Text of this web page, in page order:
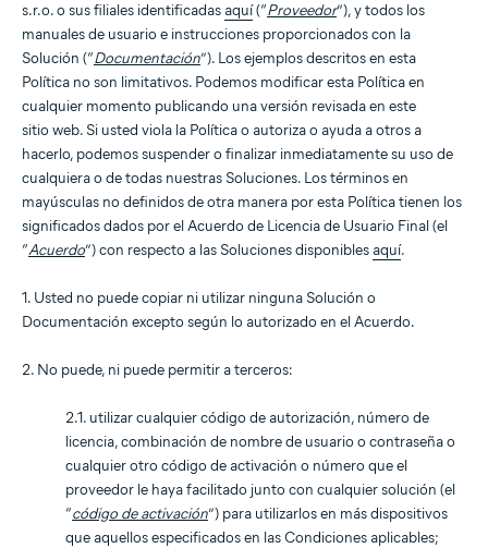
s.r.o. o sus filiales identificadas aquí(“Proveedor”), y todos los
manuales de usuario e instrucciones proporcionados con la
Solución (“Documentación”). Los ejemplos descritos en esta
Política no son limitativos. Podemos modificar esta Política en
cualquier momento publicando una versión revisada en este
sitio web. Si usted viola la Política o autoriza o ayuda a otros a
hacerlo, podemos suspender o finalizar inmediatamente su uso de
cualquiera o de todas nuestras Soluciones. Los términos en
mayúsculas no definidos de otra manera por esta Política tienen los
significados dados por el Acuerdo de Licencia de Usuario Final (el
“Acuerdo”) con respecto a las Soluciones disponibles aquí.
1. Usted no puede copiar ni utilizar ninguna Solución o
Documentación excepto según lo autorizado en el Acuerdo.
2. No puede, ni puede permitir a terceros:
2.1. utilizar cualquier código de autorización, número de
licencia, combinación de nombre de usuario o contraseña o
cualquier otro código de activación o número que el
proveedor le haya facilitado junto con cualquier solución (el
“código de activación”) para utilizarlos en más dispositivos
que aquellos especificados en las Condiciones aplicables;